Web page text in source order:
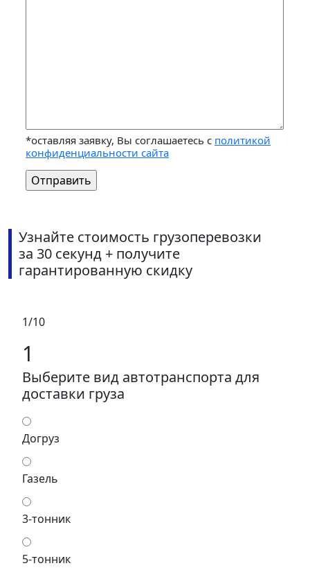
*оставляя заявку, Вы соглашаетесь с политикой
конфиденциальности сайта
Узнайте стоимость грузоперевозки
за 30 секунд + получите
гарантированную скидку
1/10
1
Выберите вид автотранспорта для
доставки груза
Догруз
Газель
3-тонник
5-тонник